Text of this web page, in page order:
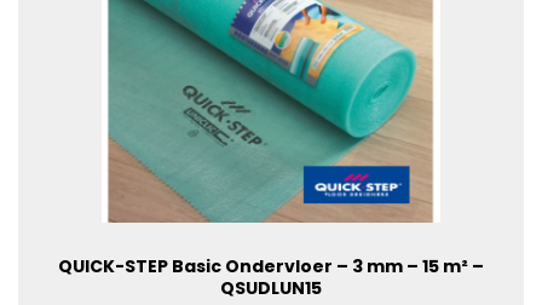
QUICK-STEP Basic Ondervloer – 3 mm – 15 m² –
QSUDLUN15